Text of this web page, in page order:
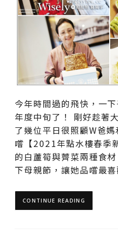
今年時間過的飛快，一
年度中旬了！ 剛好趁著
了幾位平日很照顧W爸
嚐【2021年點水樓春季
的白蘆筍與薺菜兩種食
下母親節，讓她品嚐最
CONTINUE READING